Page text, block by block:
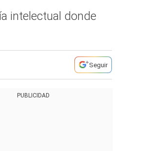
intelectual donde
Seguir
PUBLICIDAD